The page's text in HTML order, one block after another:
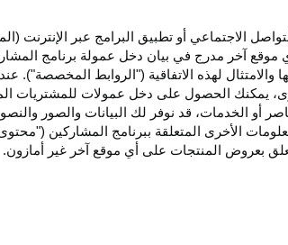
الاجتماعي أو تطبيق البرامج عبر الإنترنت
موقع آخر مدرج في بيان دخل عمولة برنامج
لهذه الاتفاقية ("الروابط المخصصة").
يمكنك الحصول على دخل عمولات للمشتريات
أو
الخدمات، قد نوفر لك البيانات والصور
الأخرى المتعلقة ببرنامج المشاركين
بعروض المنتجات على أي موقع آخر غير أمازون.